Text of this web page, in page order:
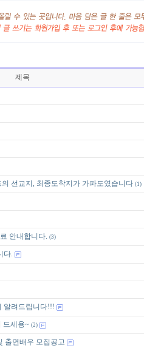
제목
선교지, 최종도착지가 가파도였습니다 (1)
안내합니다. (3)
다.
알려드립니다!!!
드세용~ (2)
출연배우 모집공고